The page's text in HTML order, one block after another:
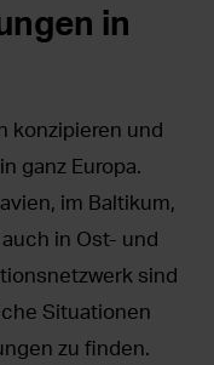
in
konzipieren und
ganz Europa.
im Baltikum,
in Ost- und
sind
Situationen
zu finden.